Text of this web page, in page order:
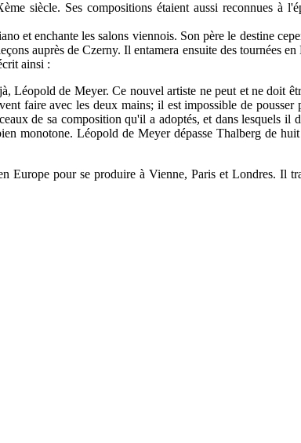
siècle. Ses compositions étaient aussi reconnues à
et enchante les salons viennois. Son père le destine
auprès de Czerny. Il entamera ensuite des tournées
ainsi :
Léopold de Meyer. Ce nouvel artiste ne peut et ne doit
faire avec les deux mains; il est impossible de
de sa composition qu'il a adoptés, et dans lesquels il
monotone. Léopold de Meyer dépasse Thalberg de
Europe pour se produire à Vienne, Paris et Londres. Il